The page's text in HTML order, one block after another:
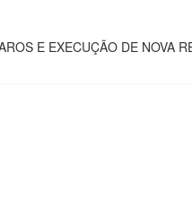
E EXECUÇÃO DE NOVA